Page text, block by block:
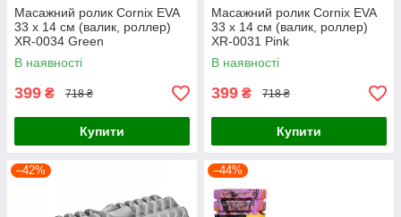
Масажний ролик Cornix EVA
33 x 14 см (валик, роллер)
XR-0034 Green
В наявності
399 ₴ 718 ₴
Купити
Масажний ролик Cornix EVA
33 x 14 см (валик, роллер)
XR-0031 Pink
В наявності
399 ₴ 718 ₴
Купити
–42% –44%